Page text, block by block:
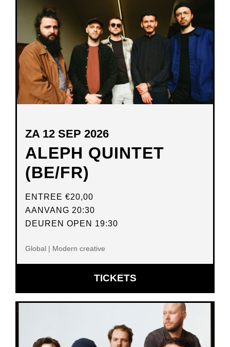
VENSTER
ALEPH QUINTET
(BE/FR)
ZA 12 SEP 2026
ENTREE €20,00
AANVANG 20:30
DEUREN OPEN 19:30
Global | Modern creative
TICKETSOPENT
IN
NIEUW
VENSTER